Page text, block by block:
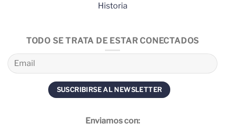
Historia
TODO SE TRATA DE ESTAR CONECTADOS
Enviamos con: